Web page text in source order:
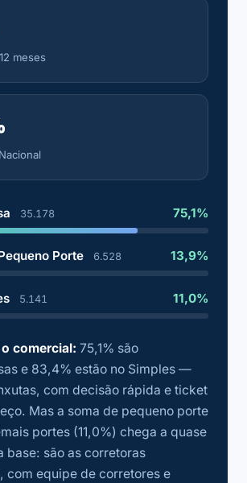
meses
35.178 75,1%
Porte 6.528 13,9%
5.141 11,0%
comercial: 75,1% são
e 83,4% estão no Simples —
com decisão rápida e ticket
Mas a soma de pequeno porte
portes (11,0%) chega a quase
base: são as corretoras
com equipe de corretores e